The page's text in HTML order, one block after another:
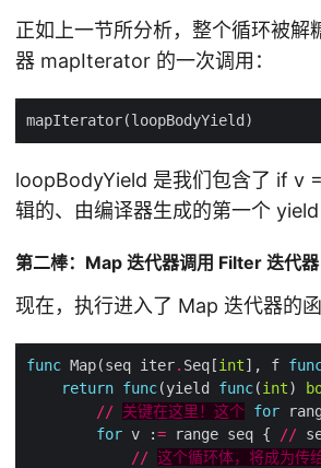
正如上一节所分析，整个循环被解
器 mapIterator 的一次调用：
loopBodyYield 是我们包含了 if v
辑的、由编译器生成的第一个 yield
第二棒：Map 迭代器调用 Filter 迭代器
现在，执行进入了 Map 迭代器的函
func Map(seq iter. Seq[int], f
return func(yield func(int)
// 关键在这里！这个 for
for v := range seq { //
// 这个循环体，将成为传